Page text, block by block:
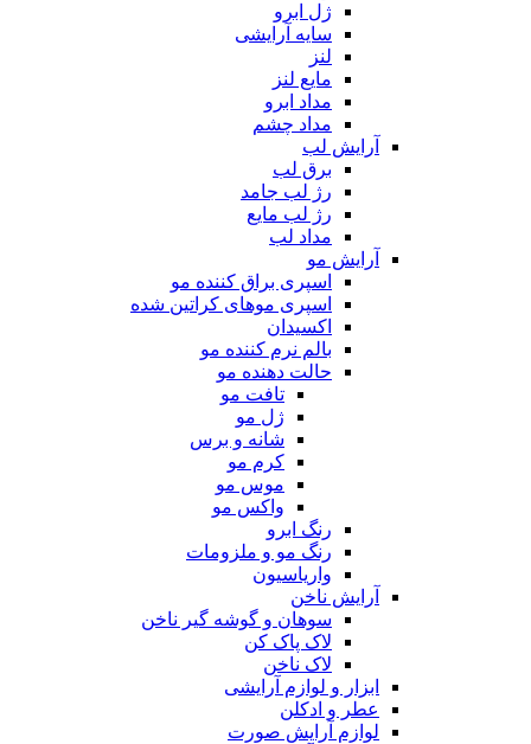
ژل ابرو
سایه آرایشی
لنز
مایع لنز
مداد ابرو
مداد چشم
آرایش لب
برق لب
رژ لب جامد
رژ لب مایع
مداد لب
آرایش مو
اسپری براق کننده مو
اسپری موهای کراتین شده
اکسیدان
بالم نرم کننده مو
حالت دهنده مو
تافت مو
ژل مو
شانه و برس
کرم مو
موس مو
واکس مو
رنگ ابرو
رنگ مو و ملزومات
واریاسیون
آرایش ناخن
سوهان و گوشه گیر ناخن
لاک پاک کن
لاک ناخن
ابزار و لوازم آرایشی
عطر و ادکلن
لوازم آرایش صورت